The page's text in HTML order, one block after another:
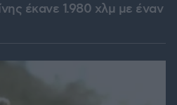
έκανε 1.980 χλμ με έναν